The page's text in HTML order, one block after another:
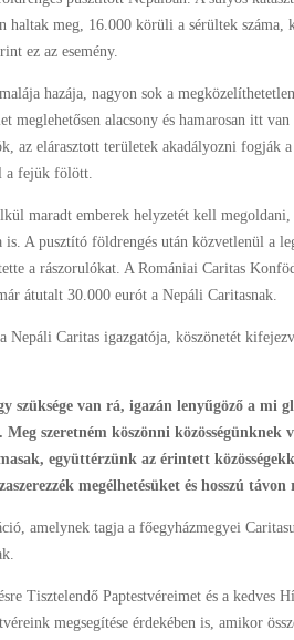
haltak meg, 16.000 körüli a sérültek száma,
ez az esemény.
hazája, nagyon sok a
meglehetősen alacsony és hamarosan itt
az elárasztott területek akadályozni fogják
a fejük fölött.
maradt emberek helyzetét kell
is. A pusztító földrengés után közvetlenül a
a rászorulókat. A Romániai Caritas
átutalt 30.000 eurót a Nepáli Caritasnak.
Nepáli Caritas igazgatója, köszönetét
szüksége van rá, igazán lenyűgöző a mi
Meg szeretném köszönni közösségünknek
együttérzünk az érintett
megélhetésüket és hosszú
amelynek tagja a főegyházmegyei
Tisztelendő Paptestvéreimet és a kedves
megsegítése érdekében is, amikor